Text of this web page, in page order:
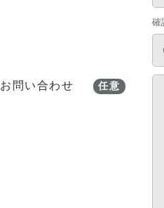
確
お問い合わせ 任意